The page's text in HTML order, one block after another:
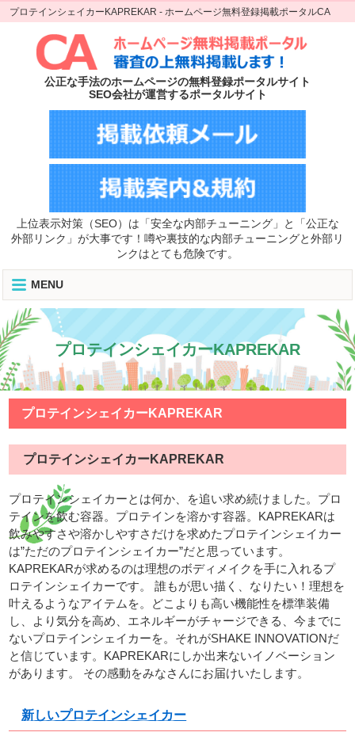
プロテインシェイカーKAPREKAR - ホームページ無料登録掲載ポータルCA
公正な手法のホームページの無料登録ポータルサイト
SEO会社が運営するポータルサイト
上位表示対策（SEO）は「安全な内部チューニング」と「公正な
外部リンク」が大事です！噂や裏技的な内部チューニングと外部リ
ンクはとても危険です。
MENU
プロテインシェイカーKAPREKAR
プロテインシェイカーKAPREKAR
プロテインシェイカーKAPREKAR
プロテインシェイカーとは何か、を追い求め続けました。プロ
テインを飲む容器。プロテインを溶かす容器。KAPREKARは
飲みやすさや溶かしやすさだけを求めたプロテインシェイカー
は”ただのプロテインシェイカー”だと思っています。
KAPREKARが求めるのは理想のボディメイクを手に入れるプ
ロテインシェイカーです。 誰もが思い描く、なりたい！理想を
叶えるようなアイテムを。どこよりも高い機能性を標準装備
し、より気分を高め、エネルギーがチャージできる、今までに
ないプロテインシェイカーを。それがSHAKE INNOVATIONだ
と信じています。KAPREKARにしか出来ないイノベーション
があります。 その感動をみなさんにお届けいたします。
新しいプロテインシェイカー